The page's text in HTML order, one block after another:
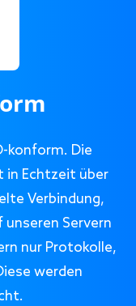
konform. Die
in Echtzeit über
Verbindung,
Servern
nur Protokolle,
werden